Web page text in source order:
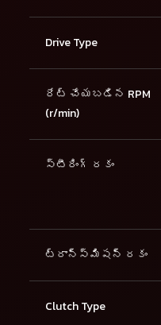
Drive Type
రేట్ చేయబడిన RPM
(r/min)
స్టీరింగ్ రకం
ట్రాన్స్మిషన్ రకం
Clutch Type